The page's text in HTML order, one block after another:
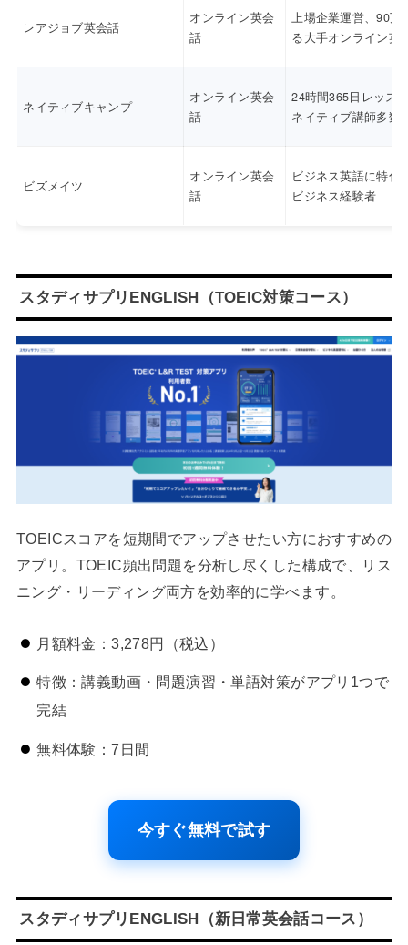
レアジョブ英会話
オンライン英会
話
上場企業運営、90万
る大手オンライン英
ネイティブキャンプ
オンライン英会
話
24時間365日レッス
ネイティブ講師多数
ビズメイツ
オンライン英会
話
ビジネス英語に特化
ビジネス経験者
スタディサプリENGLISH（TOEIC対策コース）
TOEICスコアを短期間でアップさせたい方におすすめの
アプリ。TOEIC頻出問題を分析し尽くした構成で、リス
ニング・リーディング両方を効率的に学べます。
月額料金：3,278円（税込）
特徴：講義動画・問題演習・単語対策がアプリ1つで
完結
無料体験：7日間
今すぐ無料で試す
スタディサプリENGLISH（新日常英会話コース）